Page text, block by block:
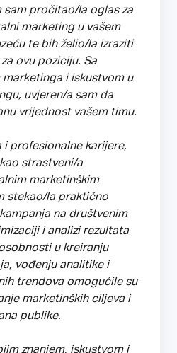
sam pročitao/la oglas za
marketing u vašem
te bih želio/la izraziti
ovu poziciju. Sa
i iskustvom u
uvjeren/a sam da
vrijednost vašem timu.
i profesionalne karijere,
strastveni/a
marketinškim
stekao/la praktično
na društvenim
i analizi rezultata
u kreiranju
vođenju analitike i
trendova omogućile su
marketinških ciljeva i
publike.
znanjem, iskustvom i